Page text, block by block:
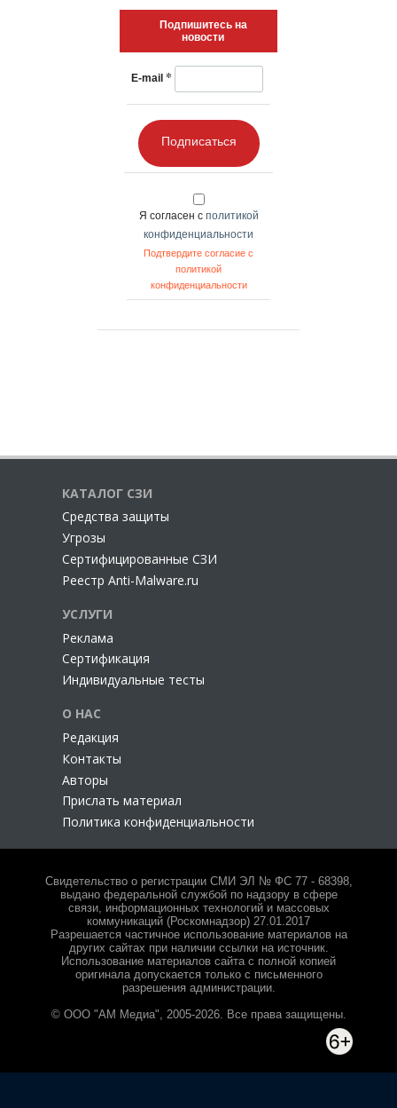
Подпишитесь на
новости
E-mail *
Подписаться
Я согласен с политикой
конфиденциальности
Подтвердите согласие с
политикой
конфиденциальности
КАТАЛОГ СЗИ
Cредства защиты
Угрозы
Сертифицированные СЗИ
Реестр Anti-Malware.ru
УСЛУГИ
Реклама
Сертификация
Индивидуальные тесты
О НАС
Редакция
Контакты
Авторы
Прислать материал
Политика конфиденциальности
Свидетельство о регистрации СМИ ЭЛ № ФС 77 - 68398,
выдано федеральной службой по надзору в сфере
связи, информационных технологий и массовых
коммуникаций (Роскомнадзор) 27.01.2017
Разрешается частичное использование материалов на
других сайтах при наличии ссылки на источник.
Использование материалов сайта с полной копией
оригинала допускается только с письменного
разрешения администрации.
© ООО "АМ Медиа", 2005-2026. Все права защищены.